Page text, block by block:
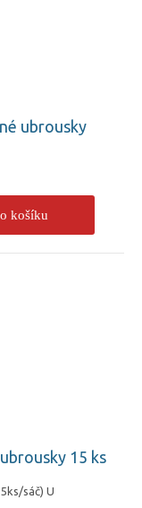
ubrousky
košíku
15 ks
sáč) U